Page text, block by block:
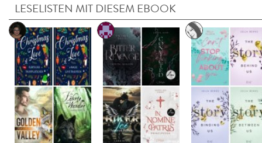
LESELISTEN MIT DIESEM EBOOK